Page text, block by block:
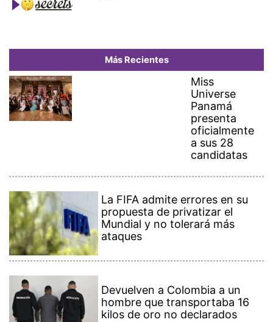
Más Recientes
Miss
Universe
Panamá
presenta
oficialmente
a sus 28
candidatas
La FIFA admite errores en su
propuesta de privatizar el
Mundial y no tolerará más
ataques
Devuelven a Colombia a un
hombre que transportaba 16
kilos de oro no declarados